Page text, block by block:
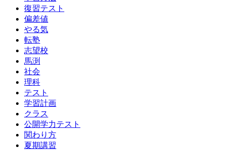
復習テスト
偏差値
やる気
転塾
志望校
馬渕
社会
理科
テスト
学習計画
クラス
公開学力テスト
関わり方
夏期講習